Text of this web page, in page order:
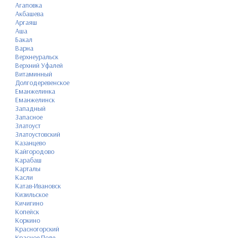
Агаповка
Акбашева
Аргаяш
Аша
Бакал
Варна
Верхнеуральск
Верхний Уфалей
Витаминный
Долгодеревенское
Еманжелинка
Еманжелинск
Западный
Запасное
Златоуст
Златоустовский
Казанцево
Кайгородово
Карабаш
Карталы
Касли
Катав-Ивановск
Кизильское
Кичигино
Копейск
Коркино
Красногорский